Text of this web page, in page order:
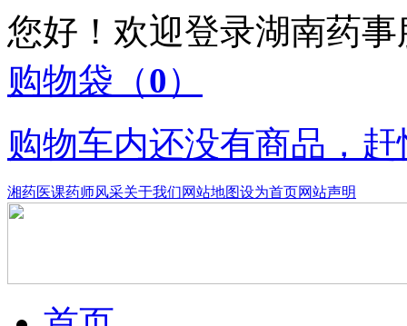
您好！欢迎登录湖南药
购物袋 （0）
购物车内还没有商品，
湘药医课药师风采关于我们网站地图设为首页网站声明